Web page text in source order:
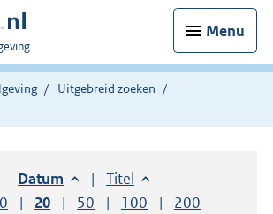
Menu
Uitgebreid zoeken
Sorteer op:
Datum aflopendSorteer op:
Titel oplopend
resultaten per pagina
Toon
20 resultaten per pagina
Toon
50 resultaten per pagina
Toon
100 resultaten per
Toon
200